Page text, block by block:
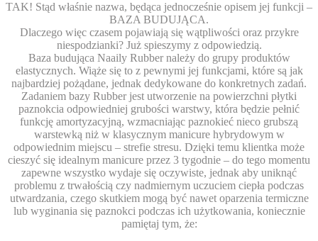
TAK! Stąd właśnie nazwa, będąca jednocześnie opisem jej funkcji –
BAZA BUDUJĄCA.
Dlaczego więc czasem pojawiają się wątpliwości oraz przykre
niespodzianki? Już spieszymy z odpowiedzią.
Baza budująca Naaily Rubber należy do grupy produktów
elastycznych. Wiąże się to z pewnymi jej funkcjami, które są jak
najbardziej pożądane, jednak dedykowane do konkretnych zadań.
Zadaniem bazy Rubber jest utworzenie na powierzchni płytki
paznokcia odpowiedniej grubości warstwy, która będzie pełnić
funkcję amortyzacyjną, wzmacniając paznokieć nieco grubszą
warstewką niż w klasycznym manicure hybrydowym w
odpowiednim miejscu – strefie stresu. Dzięki temu klientka może
cieszyć się idealnym manicure przez 3 tygodnie – do tego momentu
zapewne wszystko wydaje się oczywiste, jednak aby uniknąć
problemu z trwałością czy nadmiernym uczuciem ciepła podczas
utwardzania, czego skutkiem mogą być nawet oparzenia termiczne
lub wyginania się paznokci podczas ich użytkowania, koniecznie
pamiętaj tym, że: